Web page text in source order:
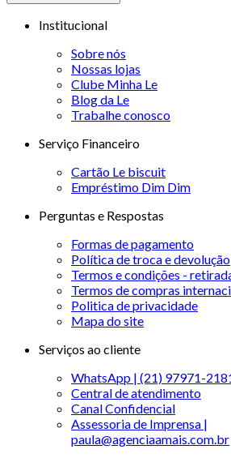
Institucional
Sobre nós
Nossas lojas
Clube Minha Le
Blog da Le
Trabalhe conosco
Serviço Financeiro
Cartão Le biscuit
Empréstimo Dim Dim
Perguntas e Respostas
Formas de pagamento
Política de troca e devolução
Termos e condições -
Termos de compras
Politica de privacidade
Mapa do site
Serviços ao cliente
WhatsApp | (21) 97971-
Central de atendimento
Canal Confidencial
Assessoria de Imprensa |
paula@agenciaamais.com.br